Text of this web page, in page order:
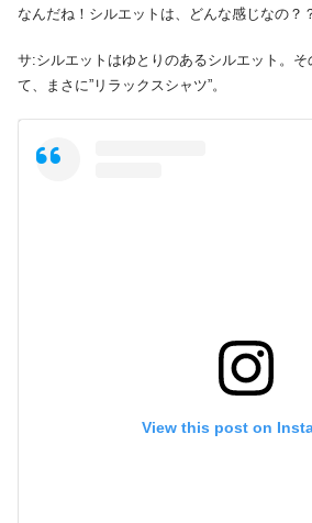
なんだね！シルエットは、どんな感じなの？
サ:シルエットはゆとりのあるシルエット。そ
て、まさに”リラックスシャツ”。
View this post on